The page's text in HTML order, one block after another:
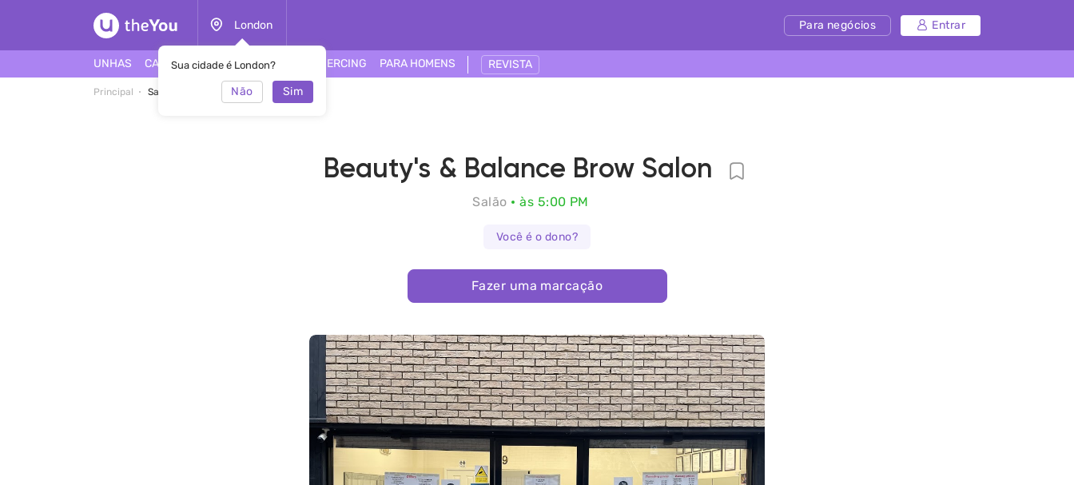
London
Sua cidade é London?
Não Sim
Para negócios Entrar
UNHAS CABELO ROSTO TATUAGEM PIERCING PARA HOMENS REVISTA
Principal Salão Beauty's & Balance Brow Salon
Beauty's & Balance Brow Salon
Salão às 5:00 PM
Você é o dono?
Fazer uma marcação